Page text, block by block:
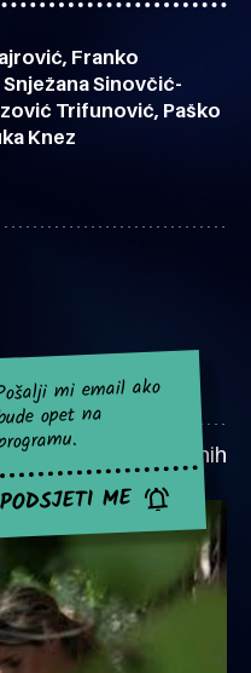
Franko
Sinovčić-
Trifunović, Paško
Knez
sad nema najavljenih
mi email ako
opet na
PODSJETI ME